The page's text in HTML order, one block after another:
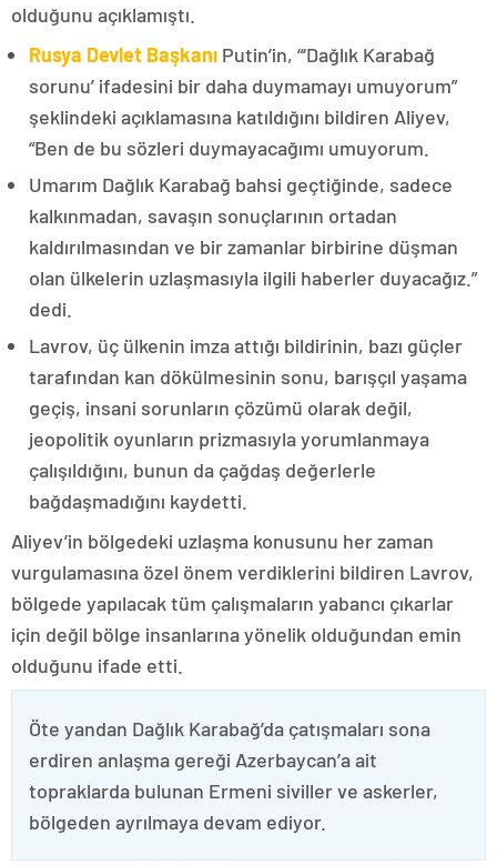
olduğunu açıklamıştı.
Rusya Devlet Başkanı Putin’in, “‘Dağlık Karabağ
sorunu’ ifadesini bir daha duymamayı umuyorum”
şeklindeki açıklamasına katıldığını bildiren Aliyev,
“Ben de bu sözleri duymayacağımı umuyorum.
Umarım Dağlık Karabağ bahsi geçtiğinde, sadece
kalkınmadan, savaşın sonuçlarının ortadan
kaldırılmasından ve bir zamanlar birbirine düşman
olan ülkelerin uzlaşmasıyla ilgili haberler duyacağız.”
dedi.
Lavrov, üç ülkenin imza attığı bildirinin, bazı güçler
tarafından kan dökülmesinin sonu, barışçıl yaşama
geçiş, insani sorunların çözümü olarak değil,
jeopolitik oyunların prizmasıyla yorumlanmaya
çalışıldığını, bunun da çağdaş değerlerle
bağdaşmadığını kaydetti.
Aliyev’in bölgedeki uzlaşma konusunu her zaman
vurgulamasına özel önem verdiklerini bildiren Lavrov,
bölgede yapılacak tüm çalışmaların yabancı çıkarlar
için değil bölge insanlarına yönelik olduğundan emin
olduğunu ifade etti.
Öte yandan Dağlık Karabağ’da çatışmaları sona
erdiren anlaşma gereği Azerbaycan’a ait
topraklarda bulunan Ermeni siviller ve askerler,
bölgeden ayrılmaya devam ediyor.